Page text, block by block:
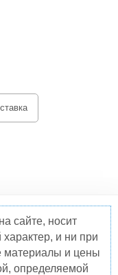
сайте, носит
и ни при
материалы и цены
определяемой